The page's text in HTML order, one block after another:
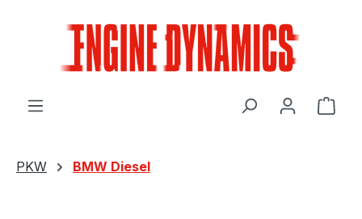
PKW BMW Diesel